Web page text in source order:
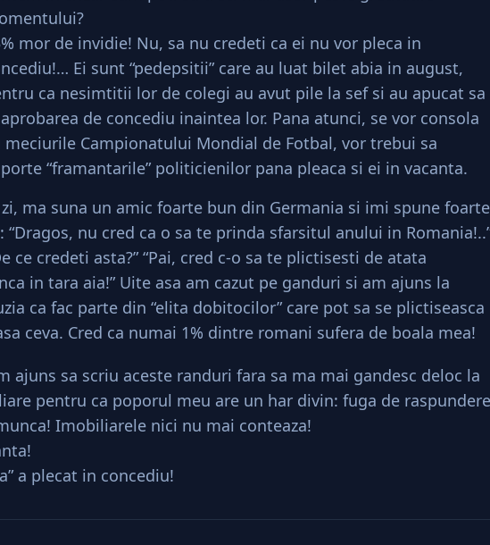
mor de invidie! Nu, sa nu credeti ca ei nu vor pleca in
Ei sunt “pedepsitii” care au luat bilet abia in august,
ca nesimtitii lor de colegi au avut pile la sef si au apucat sa
de concediu inaintea lor. Pana atunci, se vor consola
meciurile Campionatului Mondial de Fotbal, vor trebui sa
“framantarile” politicienilor pana pleaca si ei in vacanta.
ma suna un amic foarte bun din Germania si imi spune foarte
“Dragos, nu cred ca o sa te prinda sfarsitul anului in
ce credeti asta?” “Pai, cred c-o sa te plictisesti de atata
in tara aia!” Uite asa am cazut pe ganduri si am ajuns la
ca fac parte din “elita dobitocilor” care pot sa se plictiseasca
ceva. Cred ca numai 1% dintre romani sufera de boala mea!
ajuns sa scriu aceste randuri fara sa ma mai gandesc deloc la
pentru ca poporul meu are un har divin: fuga de raspundere
Imobiliarele nici nu mai conteaza!
a plecat in concediu!